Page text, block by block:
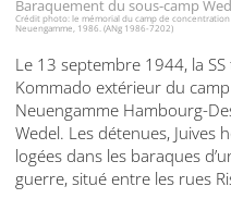
SERVICE
Baraquement du sous-camp
Crédit photo: le mémorial du camp de concentration
Neuengamme, 1986. (ANg 1986-7202)
Le 13 septembre 1944, la
Kommado extérieur du
Neuengamme Hambourg-
Wedel. Les détenues, Juives
logées dans les baraques
guerre, situé entre les rues